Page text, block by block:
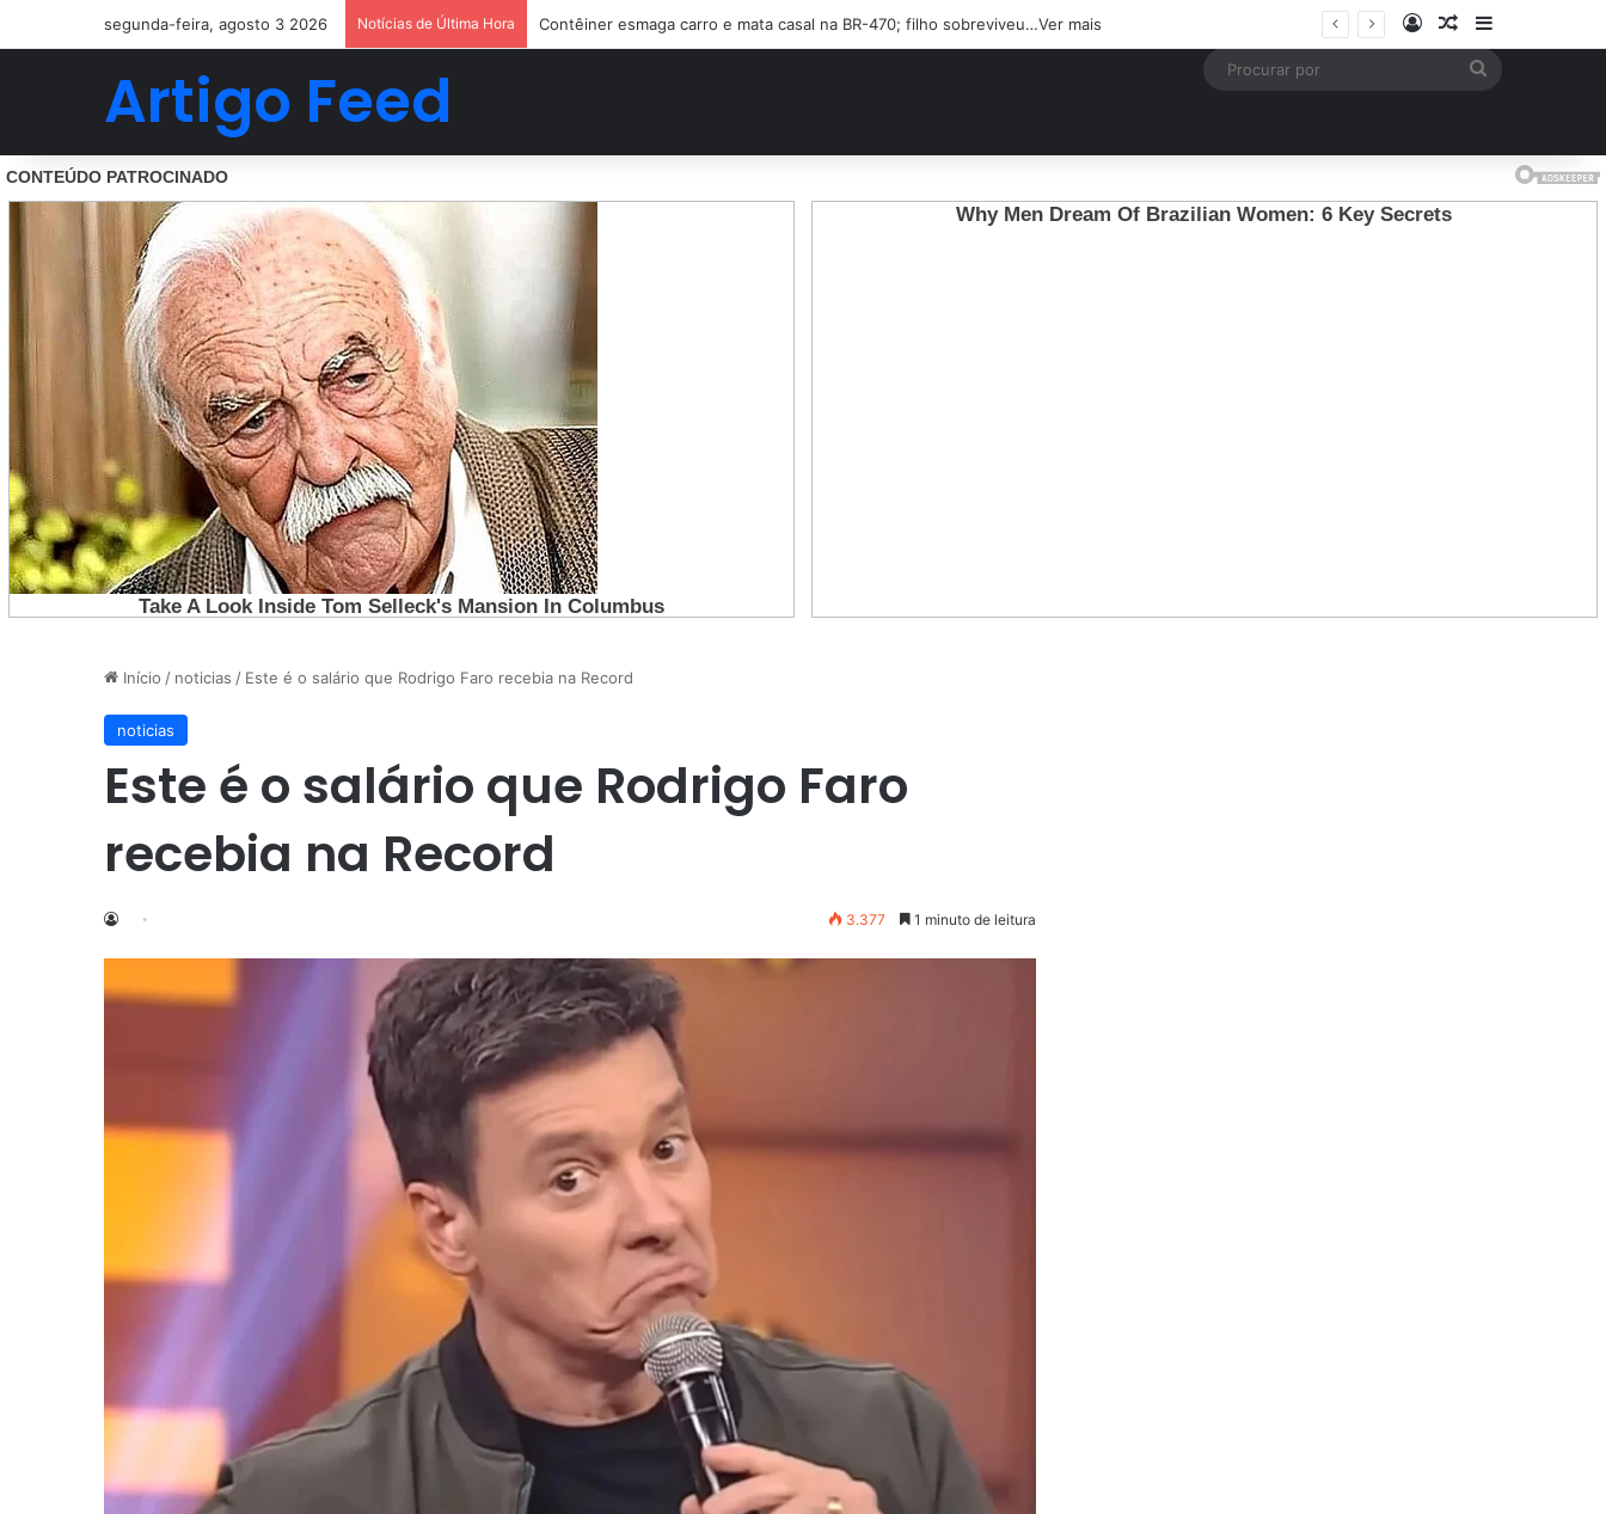
segunda-feira, agosto 3 2026 Notícias de Última Hora Contêiner esmaga carro e mata casal na BR-470; filho sobreviveu…Ver mais EntrarArtigo aleatório
Barra Lateral
Artigo Feed
Início / noticias / Este é o salário que Rodrigo Faro recebia na Record
noticias
Este é o salário que Rodrigo Faro
recebia na Record
3.377 1 minuto de leitura